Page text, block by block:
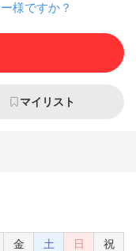
様ですか？
マイリスト
金 土 日
祝